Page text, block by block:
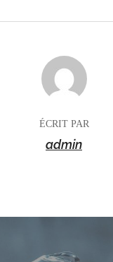
DE LA
ÉCRIT PAR
admin